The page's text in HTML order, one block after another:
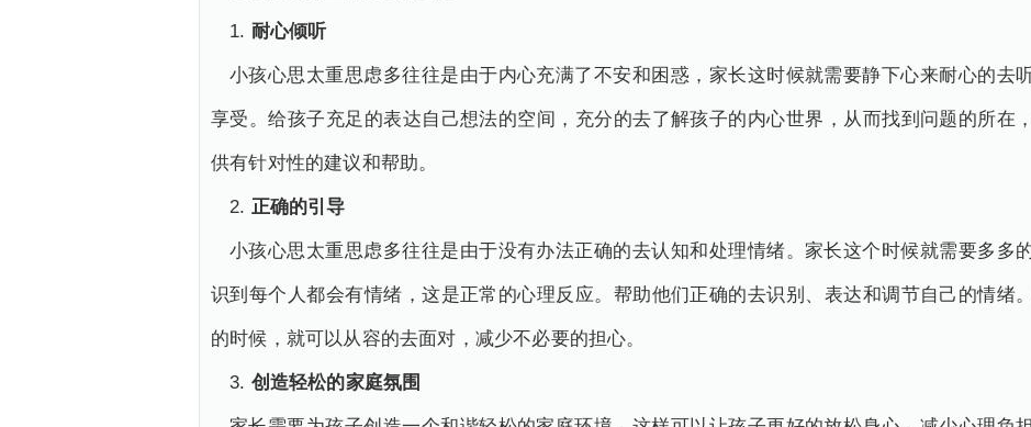
1. 耐心倾听
小孩心思太重思虑多往往是由于内心充满了不安和困惑，家长这时候就需要静下心来耐心的去
享受。给孩子充足的表达自己想法的空间，充分的去了解孩子的内心世界，从而找到问题的所在
供有针对性的建议和帮助。
2. 正确的引导
小孩心思太重思虑多往往是由于没有办法正确的去认知和处理情绪。家长这个时候就需要多多
识到每个人都会有情绪，这是正常的心理反应。帮助他们正确的去识别、表达和调节自己的情绪
的时候，就可以从容的去面对，减少不必要的担心。
3. 创造轻松的家庭氛围